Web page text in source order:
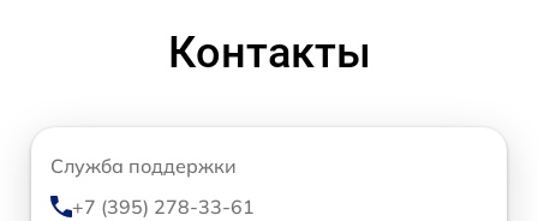
Контакты
Служба поддержки
+7 (395) 278-33-61